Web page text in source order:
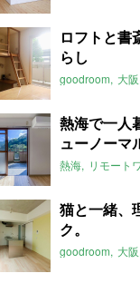
ロフトと書
らし
goodroom 大阪
熱海で一人
ューノーマ
熱海 リモート
猫と一緒、
ク。
goodroom 大阪